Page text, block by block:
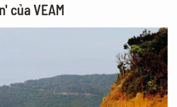
của VEAM